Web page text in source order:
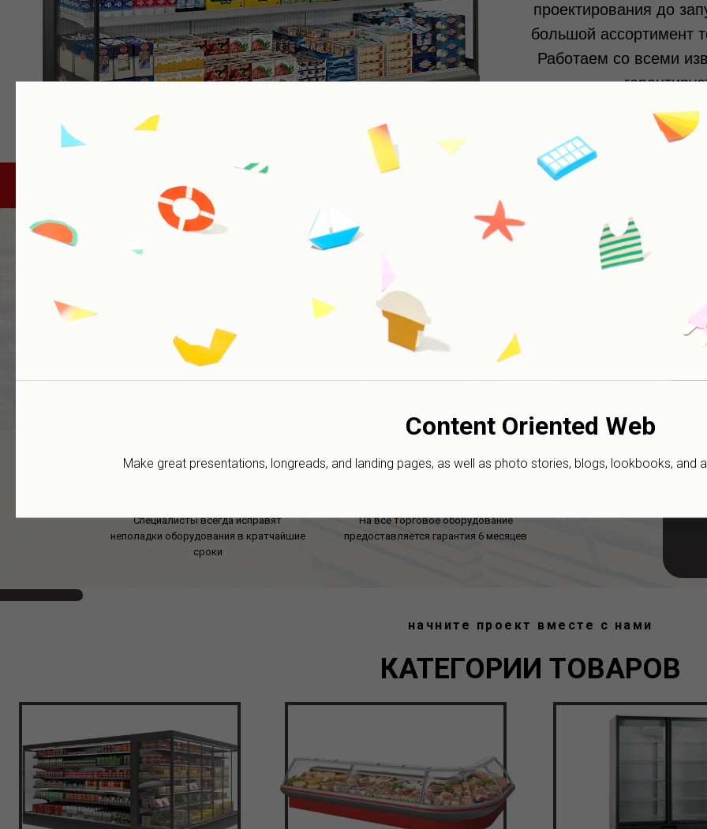
проектирования до
большой ассортимент
Работаем со всеми
ПОМОЖЕМ ВАМ ПРАКТИЧЕСКИ
Эффективная планировка
торгового зала - залог успеха
продуктового магазина.
Подбор оборудования
В компании МИР - ТТ есть все, что
необходимо для оснащения магазина
Доставка на
Мы организовываем
Специалисты всегда исправят
неполадки оборудования в кратчайшие
сроки
На все торговое оборудование
предоставляется гарантия 6 месяцев
начните проект вместе с нами
КАТЕГОРИИ ТОВАРОВ
Content Oriented Web
Make great presentations, longreads, and landing pages, as well as photo stories, blogs, lookbooks,